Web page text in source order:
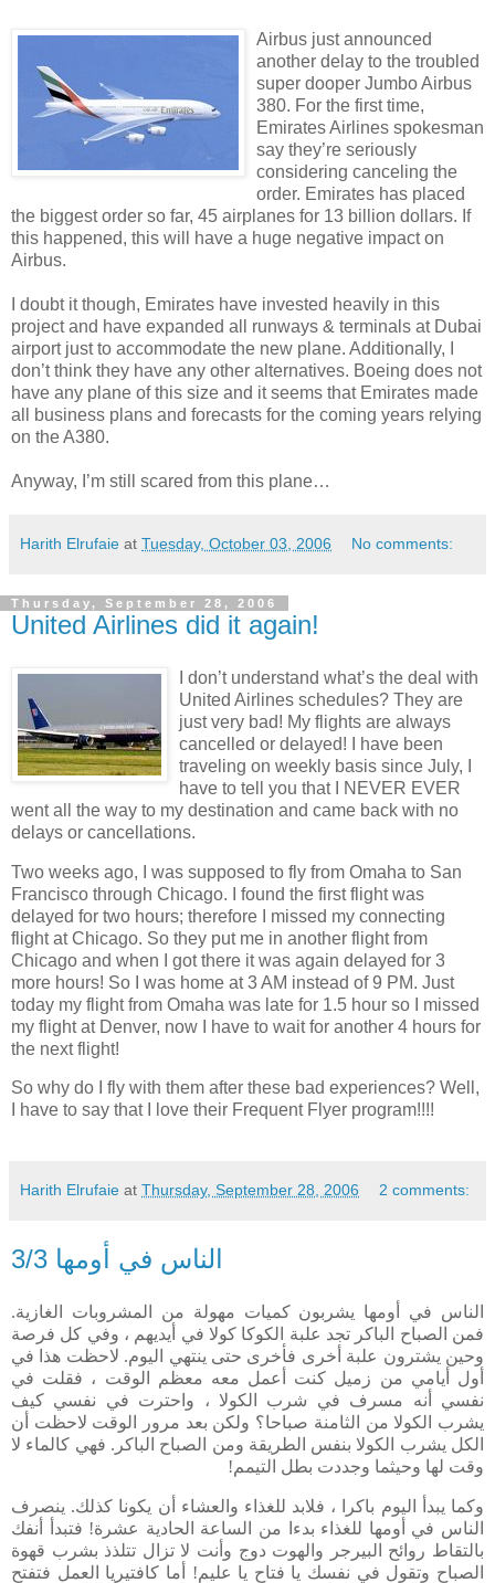
Airbus just announced
another delay to the troubled
super dooper Jumbo Airbus
380. For the first time,
Emirates Airlines spokesman
say they’re seriously
considering canceling the
order. Emirates has placed
the biggest order so far, 45 airplanes for 13 billion dollars. If
this happened, this will have a huge negative impact on
Airbus.
I doubt it though, Emirates have invested heavily in this
project and have expanded all runways & terminals at Dubai
airport just to accommodate the new plane. Additionally, I
don’t think they have any other alternatives. Boeing does not
have any plane of this size and it seems that Emirates made
all business plans and forecasts for the coming years relying
on the A380.
Anyway, I’m still scared from this plane…
Harith Elrufaie at Tuesday, October 03, 2006 No comments:
Thursday, September 28, 2006
United Airlines did it again!
I don’t understand what’s the deal with
United Airlines schedules? They are
just very bad! My flights are always
cancelled or delayed! I have been
traveling on weekly basis since July, I
have to tell you that I NEVER EVER
went all the way to my destination and came back with no
delays or cancellations.
Two weeks ago, I was supposed to fly from Omaha to San
Francisco through Chicago. I found the first flight was
delayed for two hours; therefore I missed my connecting
flight atChicago. So they put me in another flight from
Chicago and when I got there it was again delayed for 3
more hours! So I was home at3 AM instead of9 PM. Just
today my flight from Omaha was late for 1.5 hour so I missed
my flight at Denver, now I have to wait for another 4 hours for
the next flight!
So why do I fly with them after these bad experiences? Well,
I have to say that I love their Frequent Flyer program!!!!
Harith Elrufaie at Thursday, September 28, 2006 2 comments:
الناس في أومها 3/3
الناس في أومها يشربون كميات مهولة من المشروبات الغازية.
فمن الصباح الباكر تجد علبة الكوكا كولا في أيديهم ، وفي كل فرصة
وحين يشترون علبة أخرى فأخرى حتى ينتهي اليوم. لاحظت هذا في
أول أيامي من زميل كنت أعمل معه معظم الوقت ، فقلت في
نفسي أنه مسرف في شرب الكولا ، واحترت في نفسي كيف
يشرب الكولا من الثامنة صباحا؟ ولكن بعد مرور الوقت لاحظت أن
الكل يشرب الكولا بنفس الطريقة ومن الصباح الباكر. فهي كالماء لا
وقت لها وحيثما وجددت بطل التيمم!
وكما يبدأ اليوم باكرا ، فلابد للغذاء والعشاء أن يكونا كذلك. ينصرف
الناس في أومها للغذاء بدءا من الساعة الحادية عشرة! فتبدأ أنفك
بالتقاط روائح البيرجر والهوت دوج وأنت لا تزال تتلذذ بشرب قهوة
الصباح وتقول في نفسك يا فتاح يا عليم! أما كافتيريا العمل فتفتح